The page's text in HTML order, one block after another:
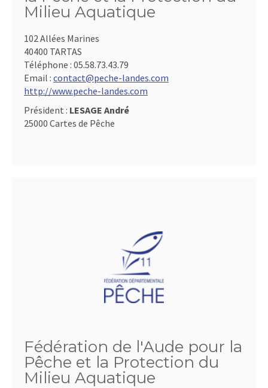
Milieu Aquatique
102 Allées Marines
40400 TARTAS
Téléphone : 05.58.73.43.79
Email : contact@peche-landes.com
http://www.peche-landes.com
Président : LESAGE André
25000 Cartes de Pêche
Fédération de l'Aude pour la
Pêche et la Protection du
Milieu Aquatique